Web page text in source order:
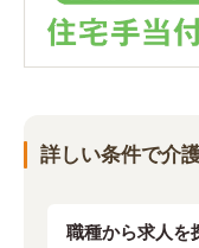
詳しい条件で介
職種から求人を